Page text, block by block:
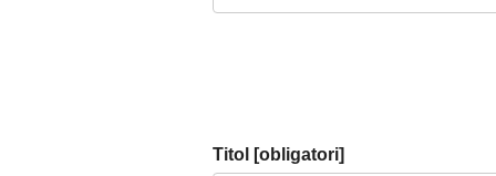
Titol [obligatori]